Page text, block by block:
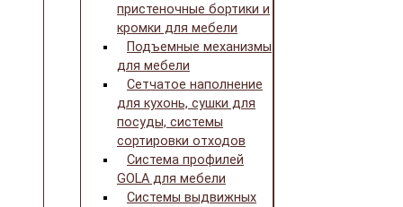
пристеночные бортики и
кромки для мебели
Подъемные механизмы
для мебели
Сетчатое наполнение
для кухонь, сушки для
посуды, системы
сортировки отходов
Система профилей
GOLA для мебели
Системы выдвижных